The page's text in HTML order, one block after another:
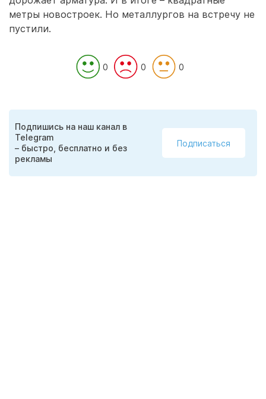
метры новостроек. Но металлургов на встречу не
пустили.
0 0 0
Подпишись на наш канал в
Telegram
– быстро, бесплатно и без
рекламы
Подписаться